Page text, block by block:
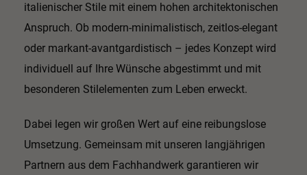
italienischer Stile mit einem hohen architektonischen
Anspruch. Ob modern-minimalistisch, zeitlos-elegant
oder markant-avantgardistisch – jedes Konzept wird
individuell auf Ihre Wünsche abgestimmt und mit
besonderen Stilelementen zum Leben erweckt.
Dabei legen wir großen Wert auf eine reibungslose
Umsetzung. Gemeinsam mit unseren langjährigen
Partnern aus dem Fachhandwerk garantieren wir